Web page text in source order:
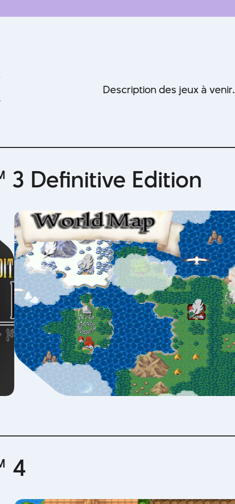
Description des jeux à venir.
Definitive Edition
next
4